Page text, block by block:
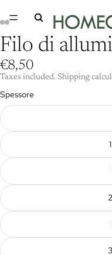
Filo di
€8,50
Taxes included. Shipping
Spessore